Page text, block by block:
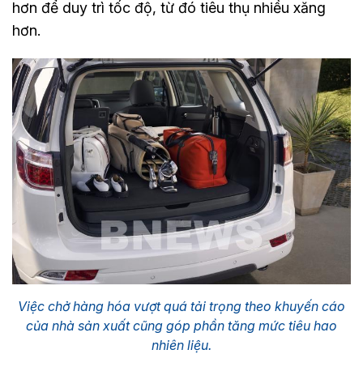
hơn để duy trì tốc độ, từ đó tiêu thụ nhiều xăng
hơn.
Việc chở hàng hóa vượt quá tải trọng theo khuyến cáo
của nhà sản xuất cũng góp phần tăng mức tiêu hao
nhiên liệu.